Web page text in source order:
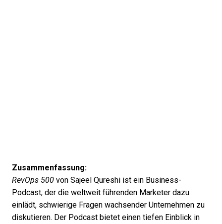
Zusammenfassung:
RevOps 500 von Sajeel Qureshi ist ein Business-
Podcast, der die weltweit führenden Marketer dazu
einlädt, schwierige Fragen wachsender Unternehmen zu
diskutieren. Der Podcast bietet einen tiefen Einblick in